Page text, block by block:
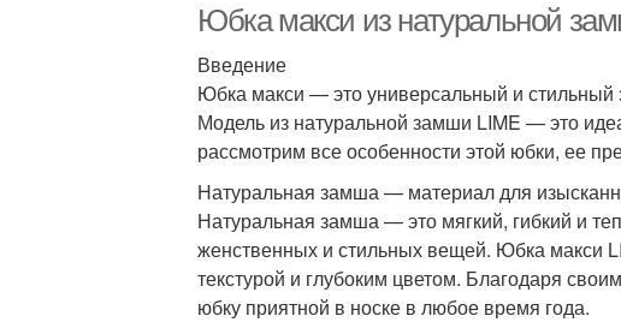
Юбка макси из натуральной
Введение
Юбка макси — это универсальный и стильный
Модель из натуральной замши LIME — это
рассмотрим все особенности этой юбки, ее
Натуральная замша — материал для
Натуральная замша — это мягкий, гибкий и
женственных и стильных вещей. Юбка макси
текстурой и глубоким цветом. Благодаря
юбку приятной в носке в любое время года.